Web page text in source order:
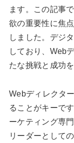
ます。この記事
欲の重要性に焦
しました。デジ
しており、Web
たな挑戦と成功
Webディレクタ
ることがキーで
ーケティング専
リーダーとして